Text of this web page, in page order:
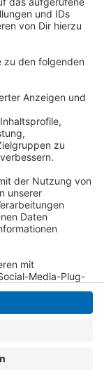
der KFC
Born
laut
auf seiner